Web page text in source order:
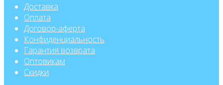
Доставка
Оплата
Договор-аферта
Конфиденциальность
Гарантия возврата
Оптовикам
Скидки